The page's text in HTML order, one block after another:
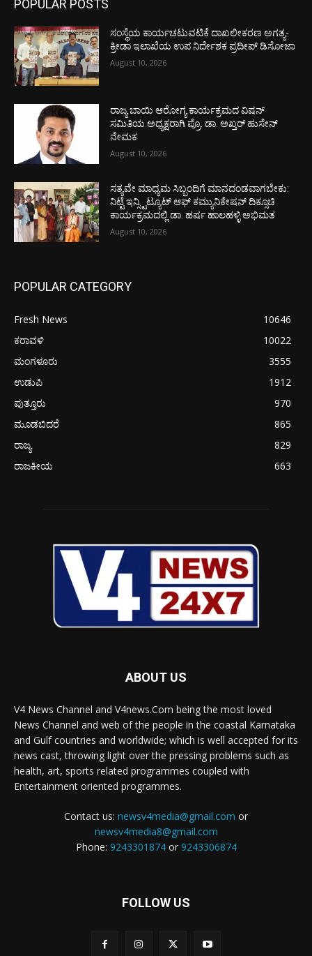
POPULAR POSTS
ಸಂಸ್ಥೆಯ ಕಾರ್ಯಚಟುವಟಿಕೆ ದಾಖಲೀಕರಣ ಅಗತ್ಯ-
ಕ್ರೀಡಾ ಇಲಾಖೆಯ ಉಪ ನಿರ್ದೇಶಕ ಪ್ರದೀಪ್ ಡಿಸೋಜಾ
August 10, 2026
ರಾಜ್ಯ ಬಾಯಿ ಆರೋಗ್ಯ ಕಾರ್ಯಕ್ರಮದ ವಿಷನ್
ಸಮಿತಿಯ ಅಧ್ಯಕ್ಷರಾಗಿ ಪ್ರೊ. ಡಾ. ಅಖ್ತರ್ ಹುಸೇನ್
ನೇಮಕ
August 10, 2026
ಸತ್ಯವೇ ಮಾಧ್ಯಮ ಸಿಬ್ಬಂದಿಗೆ ಮಾನದಂಡವಾಗಬೇಕು:
ನಿಟ್ಟೆ ಇನ್ಸ್ಟಿಟ್ಯೂಟ್ ಆಫ್ ಕಮ್ಯುನಿಕೇಷನ್ ದಿಕ್ಸೂಚಿ
ಕಾರ್ಯಕ್ರಮದಲ್ಲಿ ಡಾ. ಹರ್ಷ ಹಾಲಹಳ್ಳಿ ಅಭಿಮತ
August 10, 2026
POPULAR CATEGORY
Fresh News
10646
ಕರಾವಳಿ
10022
ಮಂಗಳೂರು
3555
ಉಡುಪಿ
1912
ಪುತ್ತೂರು
970
ಮೂಡಬಿದರೆ
865
ರಾಜ್ಯ
829
ರಾಜಕೀಯ
663
ABOUT US
V4 News Channel and V4news.Com being the most loved
News Channel and web of the people in the coastal Karnataka
and Gulf countries and worldwide; which is well accepted for its
news cast, throwing light over the pressing problems such as
health, art, sports related programmes coupled with
Entertainment oriented programmes.
Contact us: newsv4media@gmail.com or
newsv4media8@gmail.com
Phone: 9243301874or 9243306874
FOLLOW US